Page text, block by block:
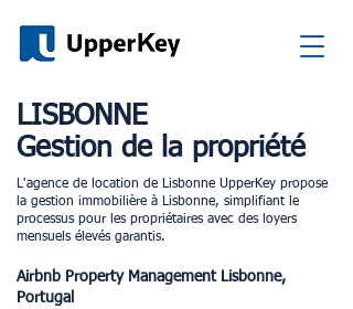
LISBONNE
Gestion de la propriété
L'agence de location de Lisbonne UpperKey propose
la gestion immobilière à Lisbonne, simplifiant le
processus pour les propriétaires avec des loyers
mensuels élevés garantis.
Airbnb Property Management Lisbonne,
Portugal